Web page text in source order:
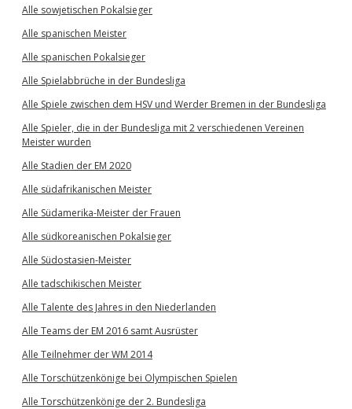
Alle sowjetischen Pokalsieger
Alle spanischen Meister
Alle spanischen Pokalsieger
Alle Spielabbrüche in der Bundesliga
Alle Spiele zwischen dem HSV und Werder Bremen in der Bundesliga
Alle Spieler, die in der Bundesliga mit 2 verschiedenen Vereinen
Meister wurden
Alle Stadien der EM 2020
Alle südafrikanischen Meister
Alle Südamerika-Meister der Frauen
Alle südkoreanischen Pokalsieger
Alle Südostasien-Meister
Alle tadschikischen Meister
Alle Talente des Jahres in den Niederlanden
Alle Teams der EM 2016 samt Ausrüster
Alle Teilnehmer der WM 2014
Alle Torschützenkönige bei Olympischen Spielen
Alle Torschützenkönige der 2. Bundesliga